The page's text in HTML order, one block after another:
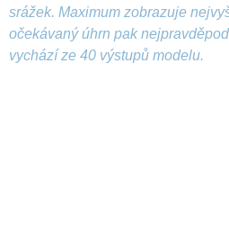
srážek. Maximum zobrazuje
očekávaný úhrn pak
vychází ze 40 výstupů modelu.